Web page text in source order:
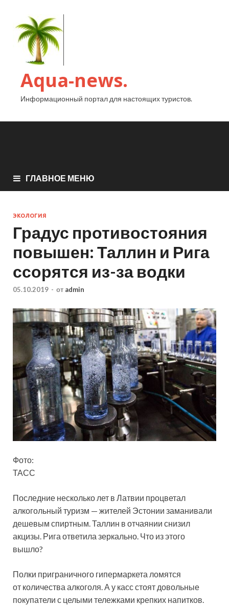
Aqua-news.
Информационный портал для настоящих туристов.
ГЛАВНОЕ МЕНЮ
ЭКОЛОГИЯ
Градус противостояния
повышен: Таллин и Рига
ссорятся из-за водки
05.10.2019 - от admin
Фото:
ТАСС
Последние несколько лет в Латвии процветал
алкогольный туризм — жителей Эстонии заманивали
дешевым спиртным. Таллин в отчаянии снизил
акцизы. Рига ответила зеркально. Что из этого
вышло?
Полки приграничного гипермаркета ломятся
от количества алкоголя. А у касс стоят довольные
покупатели с целыми тележками крепких напитков.